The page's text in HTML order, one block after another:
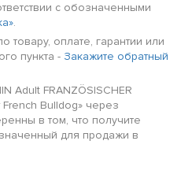
с обозначенными
.
товару, оплате, гарантии или
пункта - Закажите обратный
Adult FRANZÖSISCHER
Bulldog» через
в том, что получите
для продажи в